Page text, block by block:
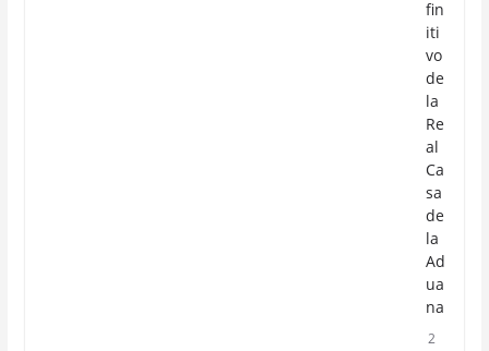
fin
iti
vo
de
la
Re
al
Ca
sa
de
la
Ad
ua
na
2